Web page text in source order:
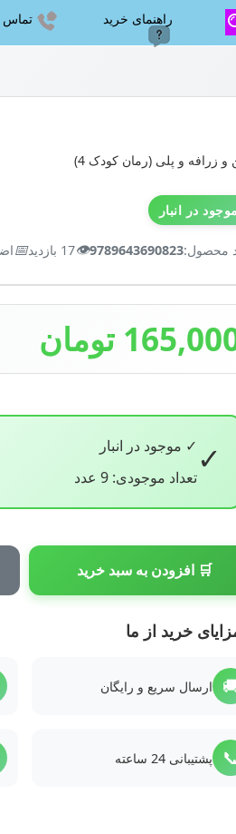
راهنمای خرید تماس
و زرافه و پلی (رمان کودک 4)
موجود در انبار
محصول:9789643690823
👁️17 بازدید 📅
تومان
✓ ✓ موجود در انبار
تعداد موجودی: 9 عدد
🛒 افزودن به سبد خرید
خرید از ما
ارسال سریع و رایگان
پشتیبانی 24 ساعته